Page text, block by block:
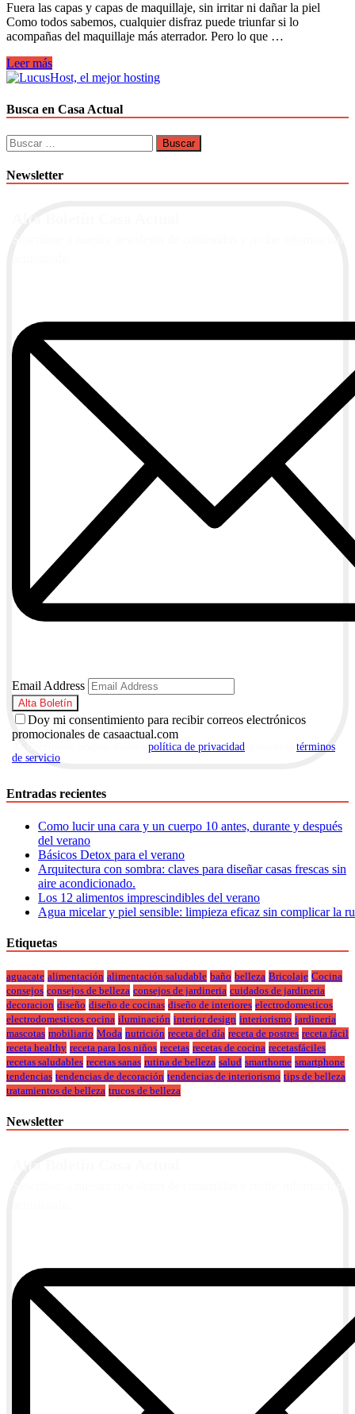
Fuera las capas y capas de maquillaje, sin irritar ni dañar la piel
Como todos sabemos, cualquier disfraz puede triunfar si lo
acompañas del maquillaje más aterrador. Pero lo que …
Cómo
desmaquillarte
de
disfrazarte
cuidando
tu
Leer más
Busca en Casa Actual
Buscar:
Newsletter
Email Address
Doy mi consentimiento para recibir correos electrónicos
promocionales de casaactual.com
política de privacidad
términos
de servicio
Entradas recientes
Como lucir una cara y un cuerpo 10 antes, durante y después
del verano
Básicos Detox para el verano
Arquitectura con sombra: claves para diseñar casas frescas sin
aire acondicionado.
Los 12 alimentos imprescindibles del verano
Agua micelar y piel sensible: limpieza eficaz sin complicar la
Etiquetas
aguacate alimentación alimentación saludable baño belleza Bricolaje Cocina
consejos consejos de belleza consejos de jardineria cuidados de jardineria
decoracion diseño diseño de cocinas diseño de interiores electrodomesticos
electrodomesticos cocina iluminación interior design interiorismo jardineria
mascotas mobiliario Moda nutrición receta del día receta de postres receta fácil
receta healthy receta para los niños recetas recetas de cocina recetasfáciles
recetas saludables recetas sanas rutina de belleza salud smarthome smartphone
tendencias tendencias de decoración tendencias de interiorismo tips de belleza
tratamientos de belleza trucos de belleza
Newsletter